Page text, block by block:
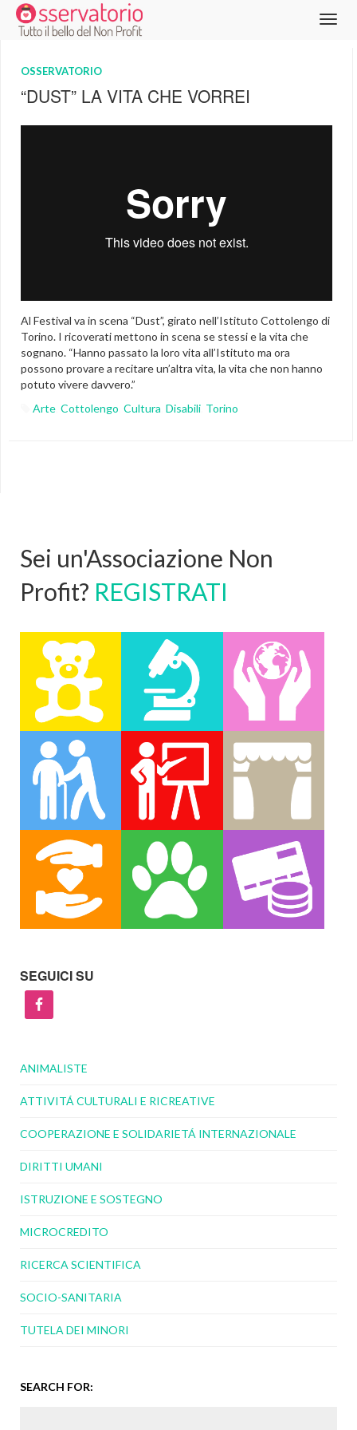
OSSERVATORIO
“DUST” LA VITA CHE VORREI
Al Festival va in scena “Dust”, girato nell’Istituto Cottolengo di
Torino. I ricoverati mettono in scena se stessi e la vita che
sognano. “Hanno passato la loro vita all’Istituto ma ora
possono provare a recitare un’altra vita, la vita che non hanno
potuto vivere davvero.”
Arte Cottolengo Cultura Disabili Torino
Sei un'Associazione Non
Profit? REGISTRATI
SEGUICI SU
ANIMALISTE
ATTIVITÁ CULTURALI E RICREATIVE
COOPERAZIONE E SOLIDARIETÁ INTERNAZIONALE
DIRITTI UMANI
ISTRUZIONE E SOSTEGNO
MICROCREDITO
RICERCA SCIENTIFICA
SOCIO-SANITARIA
TUTELA DEI MINORI
SEARCH FOR: